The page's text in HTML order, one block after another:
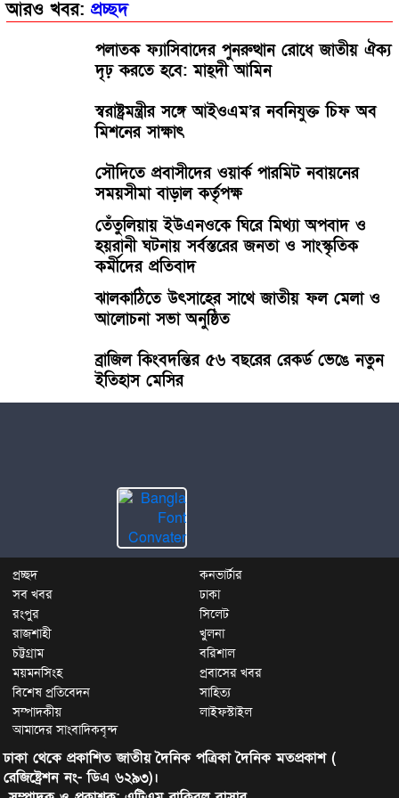
আরও খবর: প্রচ্ছদ
পলাতক ফ্যাসিবাদের পুনরুত্থান রোধে জাতীয় ঐক্য
দৃঢ় করতে হবে: মাহ্দী আমিন
স্বরাষ্ট্রমন্ত্রীর সঙ্গে আইওএম’র নবনিযুক্ত চিফ অব
মিশনের সাক্ষাৎ
সৌদিতে প্রবাসীদের ওয়ার্ক পারমিট নবায়নের
সময়সীমা বাড়াল কর্তৃপক্ষ
তেঁতুলিয়ায় ইউএনওকে ঘিরে মিথ্যা অপবাদ ও
হয়রানী ঘটনায় সর্বস্তরের জনতা ও সাংস্কৃতিক
কর্মীদের প্রতিবাদ
ঝালকাঠিতে উৎসাহের সাথে জাতীয় ফল মেলা ও
আলোচনা সভা অনুষ্ঠিত
ব্রাজিল কিংবদন্তির ৫৬ বছরের রেকর্ড ভেঙে নতুন
ইতিহাস মেসির
প্রচ্ছদ
কনভার্টার
সব খবর
ঢাকা
রংপুর
সিলেট
রাজশাহী
খুলনা
চট্টগ্রাম
বরিশাল
ময়মনসিংহ
প্রবাসের খবর
বিশেষ প্রতিবেদন
সাহিত্য
সম্পাদকীয়
লাইফস্টাইল
আমাদের সাংবাদিকবৃন্দ
ঢাকা থেকে প্রকাশিত জাতীয় দৈনিক পত্রিকা দৈনিক মতপ্রকাশ (
রেজিষ্ট্রেশন নং- ডিএ ৬২৯৩)।